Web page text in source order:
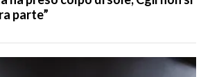
parte”